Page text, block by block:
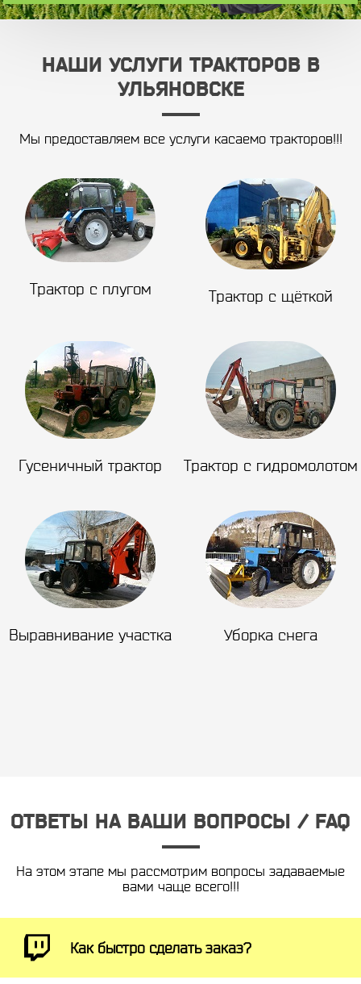
НАШИ УСЛУГИ ТРАКТОРОВ В
УЛЬЯНОВСКЕ
Мы предоставляем все услуги касаемо тракторов!!!
Трактор с плугом Трактор с щёткой
Гусеничный трактор Трактор с гидромолотом
Выравнивание участка Уборка снега
ОТВЕТЫ НА ВАШИ ВОПРОСЫ / FAQ
На этом этапе мы рассмотрим вопросы задаваемые
вами чаще всего!!!
Как быстро сделать заказ?